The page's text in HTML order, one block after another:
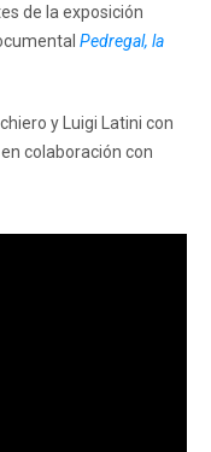
de la exposición
Pedregal, la
y Luigi Latini con
colaboración con